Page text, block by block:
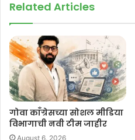
Related Articles
गोवा काँग्रेसच्या सोशल मीडिया
विभागाची नवी टीम जाहीर
August 6, 2026